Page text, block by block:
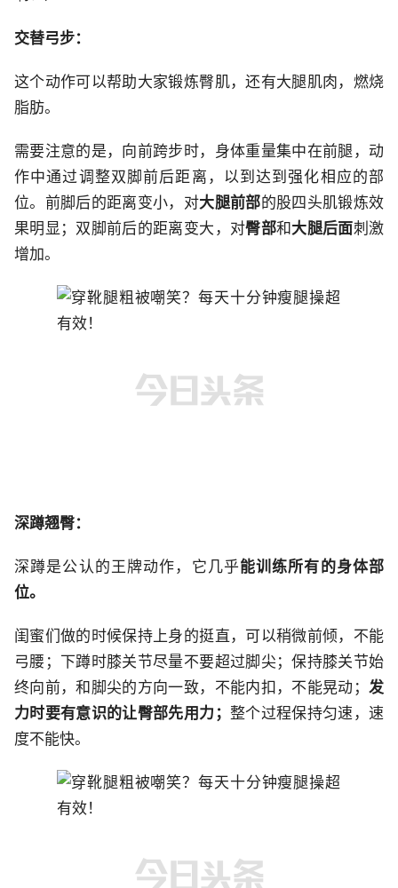
交替弓步：
这个动作可以帮助大家锻炼臀肌，还有大腿肌肉，燃烧
脂肪。
需要注意的是，向前跨步时，身体重量集中在前腿，动
作中通过调整双脚前后距离，以到达到强化相应的部
位。前脚后的距离变小，对大腿前部的股四头肌锻炼效
果明显；双脚前后的距离变大，对臀部和大腿后面刺激
增加。
深蹲翘臀：
深蹲是公认的王牌动作，它几乎能训练所有的身体部
位。
闺蜜们做的时候保持上身的挺直，可以稍微前倾，不能
弓腰；下蹲时膝关节尽量不要超过脚尖；保持膝关节始
终向前，和脚尖的方向一致，不能内扣，不能晃动； 发
力时要有意识的让臀部先用力； 整个过程保持匀速，速
度不能快。